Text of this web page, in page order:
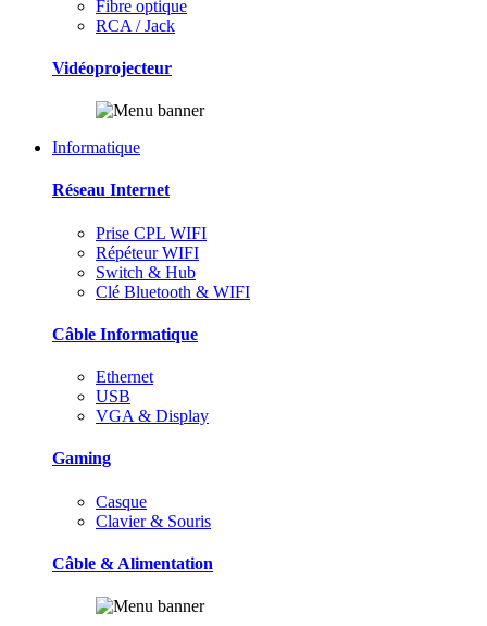
Fibre optique
RCA / Jack
Vidéoprojecteur
Informatique
Réseau Internet
Prise CPL WIFI
Répéteur WIFI
Switch & Hub
Clé Bluetooth & WIFI
Câble Informatique
Ethernet
USB
VGA & Display
Gaming
Casque
Clavier & Souris
Câble & Alimentation